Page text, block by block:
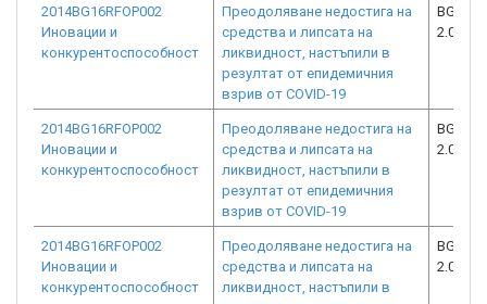
2014BG16RFOP002
Иновации и
конкурентоспособност
Преодоляване недостига на
средства и липсата на
ликвидност, настъпили в
резултат от епидемичния
взрив от COVID-19
2.073-
2014BG16RFOP002
Иновации и
конкурентоспособност
Преодоляване недостига на
средства и липсата на
ликвидност, настъпили в
резултат от епидемичния
взрив от COVID-19
2.073-
2014BG16RFOP002
Иновации и
конкурентоспособност
Преодоляване недостига на
средства и липсата на
ликвидност, настъпили в
2.073-